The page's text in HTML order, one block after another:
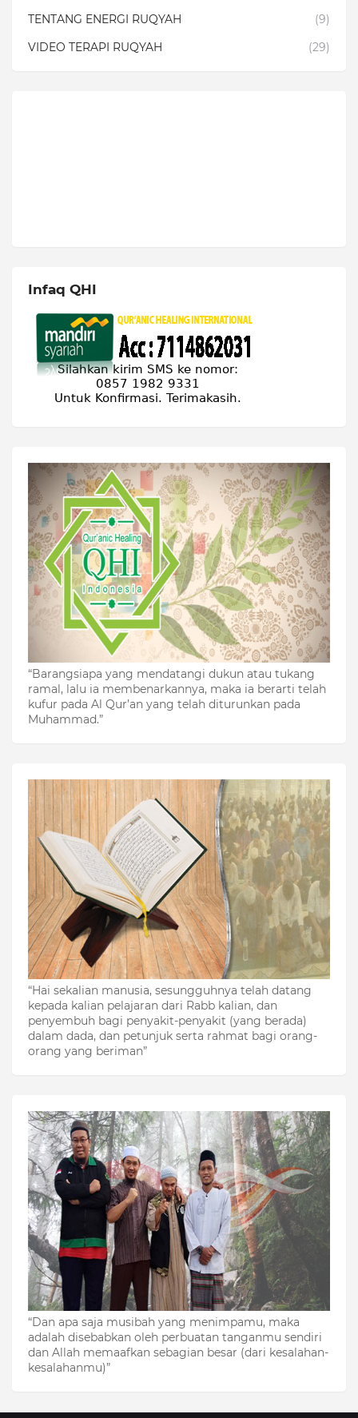
TENTANG ENERGI RUQYAH
(9)
VIDEO TERAPI RUQYAH
(29)
Infaq QHI
“Barangsiapa yang mendatangi dukun atau tukang
ramal, lalu ia membenarkannya, maka ia berarti telah
kufur pada Al Qur’an yang telah diturunkan pada
Muhammad.”
“Hai sekalian manusia, sesungguhnya telah datang
kepada kalian pelajaran dari Rabb kalian, dan
penyembuh bagi penyakit-penyakit (yang berada)
dalam dada, dan petunjuk serta rahmat bagi orang-
orang yang beriman”
“Dan apa saja musibah yang menimpamu, maka
adalah disebabkan oleh perbuatan tanganmu sendiri
dan Allah memaafkan sebagian besar (dari kesalahan-
kesalahanmu)”